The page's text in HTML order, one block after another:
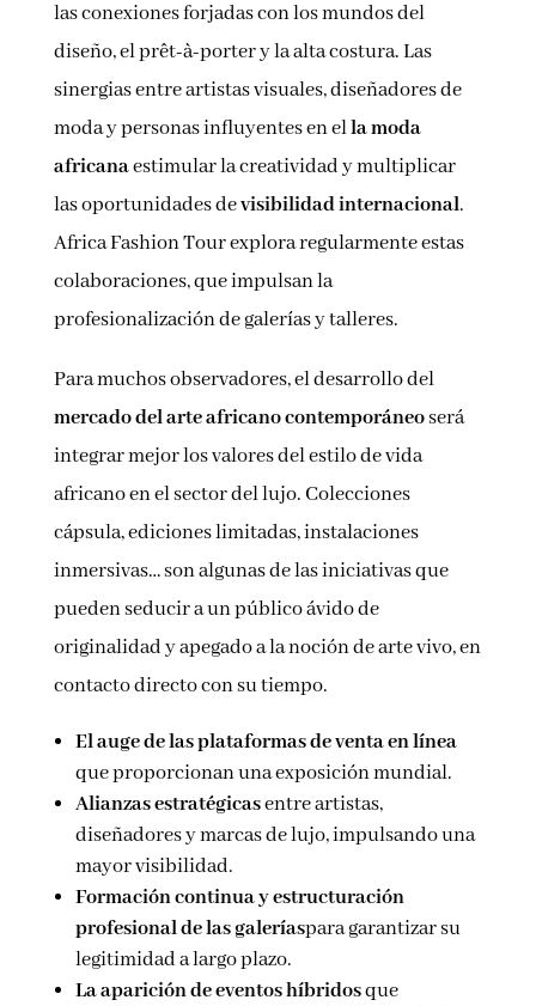
las conexiones forjadas con los mundos del
diseño, el prêt-à-porter y la alta costura. Las
sinergias entre artistas visuales, diseñadores de
moda y personas influyentes en ella moda
africanaestimular la creatividad y multiplicar
las oportunidades devisibilidad internacional.
Africa Fashion Tour explora regularmente estas
colaboraciones, que impulsan la
profesionalización de galerías y talleres.
Para muchos observadores, el desarrollo del
mercado del arte africano contemporáneoserá
integrar mejor los valores del estilo de vida
africano en el sector del lujo. Colecciones
cápsula, ediciones limitadas, instalaciones
inmersivas… son algunas de las iniciativas que
pueden seducir a un público ávido de
originalidad y apegado a la noción de arte vivo, en
contacto directo con su tiempo.
El auge de las plataformas de venta en línea
que proporcionan una exposición mundial.
Alianzas estratégicasentre artistas,
diseñadores y marcas de lujo, impulsando una
mayor visibilidad.
Formación continua y estructuración
profesional de las galeríaspara garantizar su
legitimidad a largo plazo.
La aparición de eventos híbridosque